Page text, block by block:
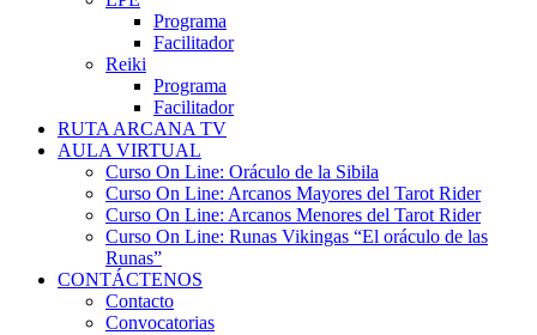
Programa
Facilitador
Reiki
Programa
Facilitador
RUTA ARCANA TV
AULA VIRTUAL
Curso On Line: Oráculo de la Sibila
Curso On Line: Arcanos Mayores del Tarot Rider
Curso On Line: Arcanos Menores del Tarot Rider
Curso On Line: Runas Vikingas “El oráculo de las
Runas”
CONTÁCTENOS
Contacto
Convocatorias